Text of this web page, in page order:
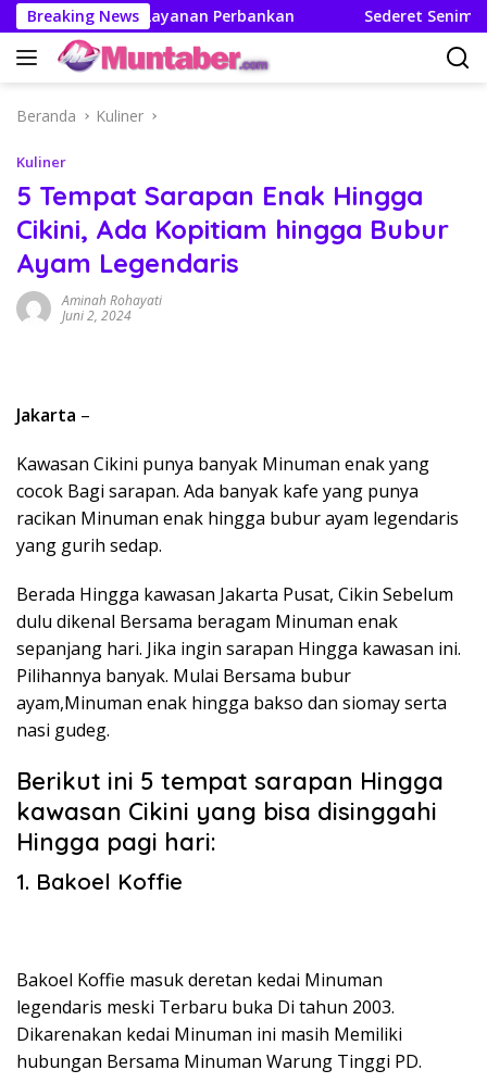
Langsung
ke
konten
Breaking News
Mutakhir Layanan Perbankan Sederet Seniman
Beranda Kuliner
Kuliner
5 Tempat Sarapan Enak Hingga
Cikini, Ada Kopitiam hingga Bubur
Ayam Legendaris
Aminah Rohayati
Juni 2, 2024
Jakarta –
Kawasan Cikini punya banyak Minuman enak yang
cocok Bagi sarapan. Ada banyak kafe yang punya
racikan Minuman enak hingga bubur ayam legendaris
yang gurih sedap.
Berada Hingga kawasan Jakarta Pusat, Cikin Sebelum
dulu dikenal Bersama beragam Minuman enak
sepanjang hari. Jika ingin sarapan Hingga kawasan ini.
Pilihannya banyak. Mulai Bersama bubur
ayam,Minuman enak hingga bakso dan siomay serta
nasi gudeg.
Berikut ini 5 tempat sarapan Hingga
kawasan Cikini yang bisa disinggahi
Hingga pagi hari:
1. Bakoel Koffie
Bakoel Koffie masuk deretan kedai Minuman
legendaris meski Terbaru buka Di tahun 2003.
Dikarenakan kedai Minuman ini masih Memiliki
hubungan Bersama Minuman Warung Tinggi PD.